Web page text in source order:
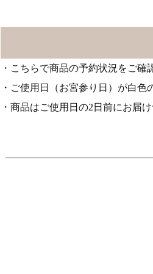
・こちらで商品の予約状況をご確
・ご使用日（お宮参り日）が白色
・商品はご使用日の2日前にお届け